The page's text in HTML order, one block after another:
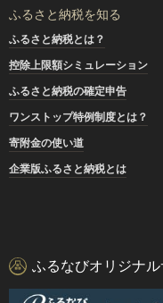
ふるさと納税を知る
ふるさと納税とは？
控除上限額シミュレーション
ふるさと納税の確定申告
ワンストップ特例制度とは？
寄附金の使い道
企業版ふるさと納税とは
ふるなびオリジナ